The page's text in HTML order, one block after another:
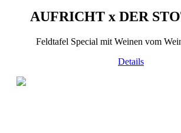
AUFRICHT x DER
Feldtafel Special mit Weinen vom
Details